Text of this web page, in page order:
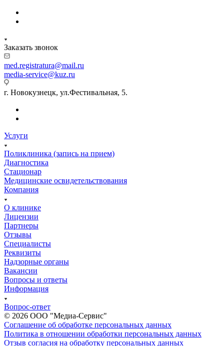
Заказать звонок
med.registratura@mail.ru
media-service@kuz.ru
г. Новокузнецк, ул.Фестивальная, 5.
Услуги
Поликлиника (запись на прием)
Диагностика
Стационар
Медицинские освидетельствования
Компания
О клинике
Лицензии
Партнеры
Отзывы
Специалисты
Реквизиты
Надзорные органы
Вакансии
Вопросы и ответы
Информация
Вопрос-ответ
© 2026 ООО "Медиа-Сервис"
Соглашение об обработке персональных данных
Политика в отношении обработки персональных данных
Отзыв согласия на обработку персональных данных